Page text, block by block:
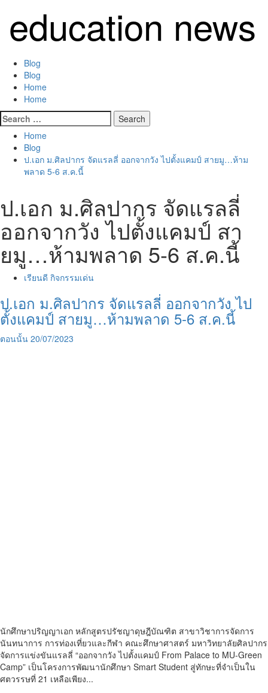
content
education news
Primary
Menu
Blog
Blog
Home
Home
Search
for:
Home
Blog
ป.เอก ม.ศิลปากร จัดแรลลี่ ออกจากวัง ไปตั้งแคมป์ สายมู…ห้าม
พลาด 5-6 ส.ค.นี้
ป.เอก ม.ศิลปากร จัดแรลลี่
ออกจากวัง ไปตั้งแคมป์ สา
ยมู…ห้ามพลาด 5-6 ส.ค.นี้
เรียนดี กิจกรรมเด่น
ป.เอก ม.ศิลปากร จัดแรลลี่ ออกจากวัง ไป
ตั้งแคมป์ สายมู…ห้ามพลาด 5-6 ส.ค.นี้
ตอนนั้น 20/07/2023
นักศึกษาปริญญาเอก หลักสูตรปรัชญาดุษฎีบัณฑิต สาขาวิชาการจัดการ
นันทนาการ การท่องเที่ยวและกีฬา คณะศึกษาศาสตร์ มหาวิทยาลัยศิลปากร
จัดการแข่งขันแรลลี่ “ออกจากวัง ไปตั้งแคมป์ From Palace to MU-Green
Camp” เป็นโครงการพัฒนานักศึกษา Smart Student สู่ทักษะที่จําเป็นใน
ศตวรรษที่ 21 เหลือเพียง...